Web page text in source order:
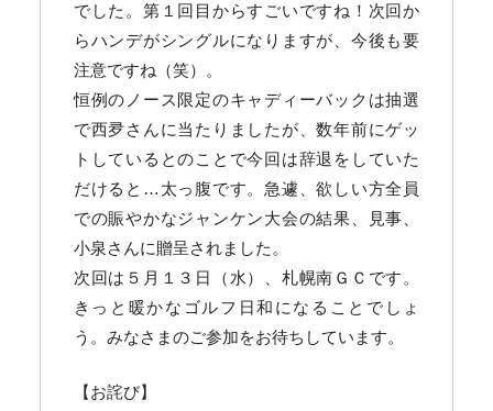
でした。第１回目からすごいですね！次回か
らハンデがシングルになりますが、今後も要
注意ですね（笑）。
恒例のノース限定のキャディーバックは抽選
で西夛さんに当たりましたが、数年前にゲッ
トしているとのことで今回は辞退をしていた
だけると…太っ腹です。急遽、欲しい方全員
での賑やかなジャンケン大会の結果、見事、
小泉さんに贈呈されました。
次回は５月１３日（水）、札幌南ＧＣです。
きっと暖かなゴルフ日和になることでしょ
う。みなさまのご参加をお待ちしています。
【お詫び】